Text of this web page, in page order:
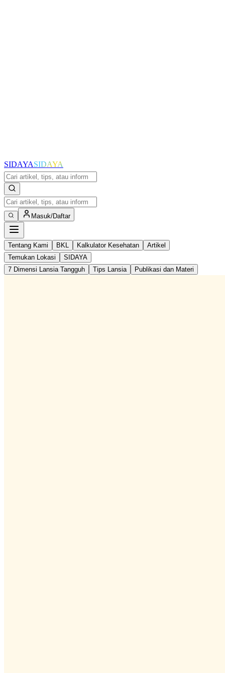
SIDAYASIDAYA
Masuk/Daftar
Tentang Kami BKL Kalkulator Kesehatan
Artikel
Temukan Lokasi
SIDAYA
7 Dimensi Lansia Tangguh
Tips Lansia Publikasi dan Materi